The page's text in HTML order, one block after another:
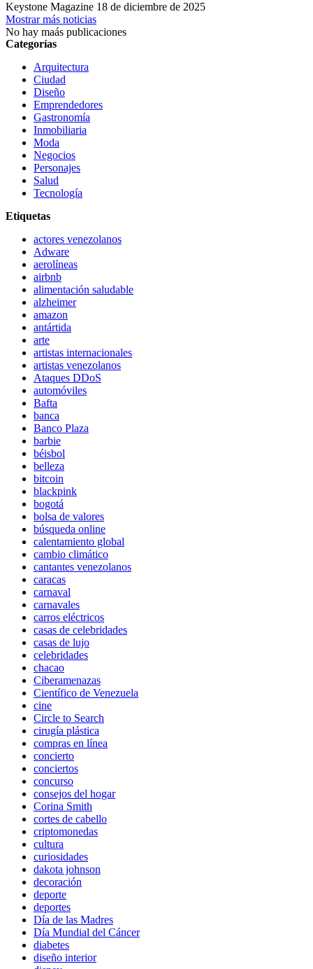
Keystone Magazine 18 de diciembre de 2025
Mostrar más noticias
No hay maás publicaciones
Categorías
Arquitectura
Ciudad
Diseño
Emprendedores
Gastronomía
Inmobiliaria
Moda
Negocios
Personajes
Salud
Tecnología
Etiquetas
actores venezolanos
Adware
aerolíneas
airbnb
alimentación saludable
alzheimer
amazon
antártida
arte
artistas internacionales
artistas venezolanos
Ataques DDoS
automóviles
Bafta
banca
Banco Plaza
barbie
béisbol
belleza
bitcoin
blackpink
bogotá
bolsa de valores
búsqueda online
calentamiento global
cambio climático
cantantes venezolanos
caracas
carnaval
carnavales
carros eléctricos
casas de celebridades
casas de lujo
celebridades
chacao
Ciberamenazas
Científico de Venezuela
cine
Circle to Search
cirugía plástica
compras en línea
concierto
conciertos
concurso
consejos del hogar
Corina Smith
cortes de cabello
criptomonedas
cultura
curiosidades
dakota johnson
decoración
deporte
deportes
Día de las Madres
Día Mundial del Cáncer
diabetes
diseño interior